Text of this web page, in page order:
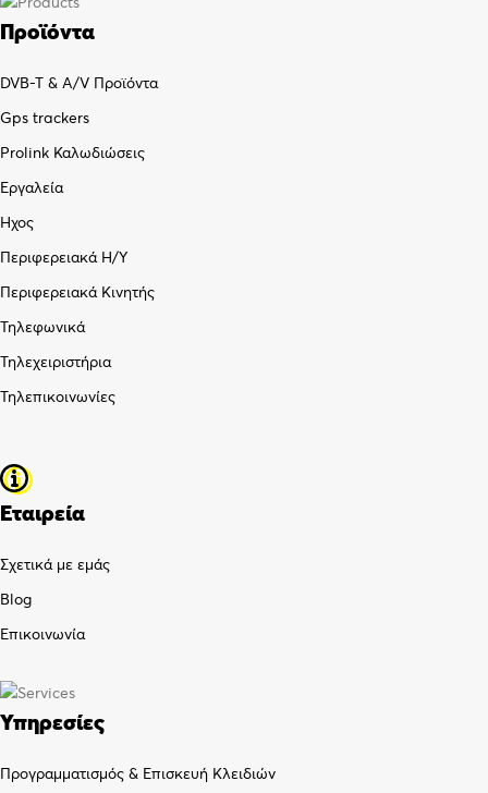
Προϊόντα
DVB-T & A/V Προϊόντα
Gps trackers
Prolink Καλωδιώσεις
Εργαλεία
Ήχος
Περιφερειακά Η/Υ
Περιφερειακά Κινητής
Τηλεφωνικά
Τηλεχειριστήρια
Τηλεπικοινωνίες
Εταιρεία
Σχετικά με εμάς
Blog
Επικοινωνία
Υπηρεσίες
Προγραμματισμός & Επισκευή Κλειδιών